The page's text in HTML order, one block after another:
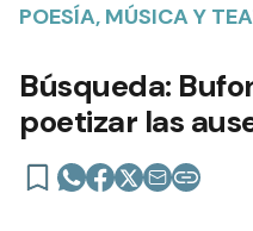
POESÍA, MÚSICA Y
Búsqueda:
poetizar las